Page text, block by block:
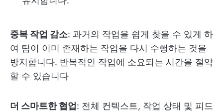
중복 작업 감소: 과거의 작업을 쉽게 찾을 수 있게 하
여 팀이 이미 존재하는 작업을 다시 수행하는 것을
방지합니다. 반복적인 작업에 소요되는 시간을 절약
할 수 있습니다
더 스마트한 협업 : 전체 컨텍스트, 작업 상태 및 피드